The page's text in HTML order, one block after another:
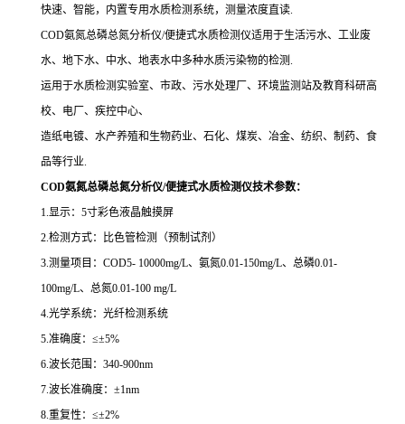
快速、智能，内置专用水质检测系统，测量浓度直读
COD氨氮总磷总氮分析仪/便捷式水质检测仪适用于生活污水、工业废
水、地下水、中水、地表水中多种水质污染物的检测
运用于水质检测实验室、市政、污水处理厂、环境监测站及教育科研高
校、电厂、疾控中心、
造纸电镀、水产养殖和生物药业、石化、煤炭、冶金、纺织、制药、食
品等行业.
COD氨氮总磷总氮分析仪/便捷式水质检测仪技术参数：
1.显示：5寸彩色液晶触摸屏
2.检测方式：比色管检测（预制试剂）
3.测量项目：COD5- 10000mg/L、氨氮0.01-150mg/L、总磷0.01-
100mg/L、 总氮0.01-100 mg/L
4.光学系统：光纤检测系统
5.准确度：≤±5%
6.波长范围：340-900nm
7.波长准确度：±1nm
8.重复性：≤±2%